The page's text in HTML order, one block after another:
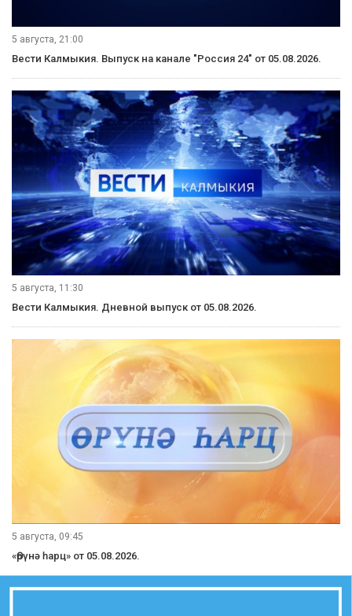
5 августа, 21:00
Вести Калмыкия. Выпуск на канале "Россия 24" от 05.08.2026.
5 августа, 11:30
Вести Калмыкия. Дневной выпуск от 05.08.2026.
5 августа, 09:45
«Өрүнә һарц» от 05.08.2026.